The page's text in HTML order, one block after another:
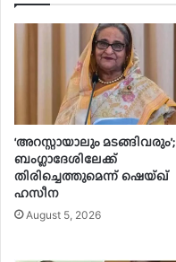
‘അറസ്റ്റായാലും മടങ്ങിവരും’;
ബംഗ്ലാദേശിലേക്ക്
തിരിച്ചെത്തുമെന്ന് ഷെയ്ഖ്
ഹസീന
August 5, 2026